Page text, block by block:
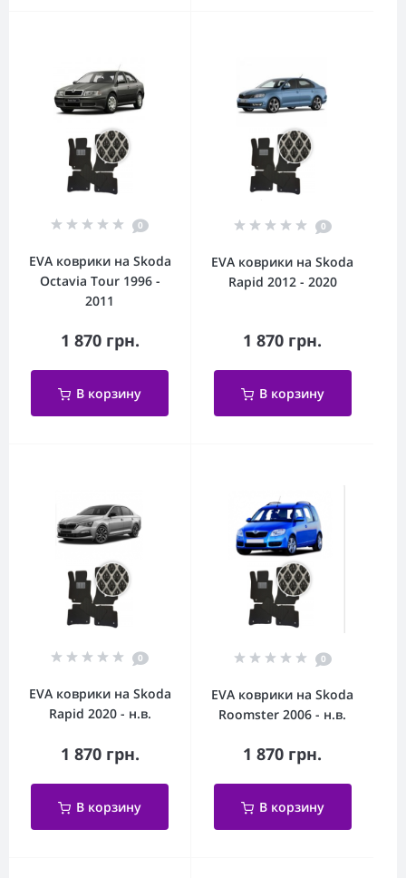
0
EVA коврики на Skoda
Octavia Tour 1996 -
2011
1 870 грн.
В корзину
0
EVA коврики на Skoda
Rapid 2012 - 2020
1 870 грн.
В корзину
0
EVA коврики на Skoda
Rapid 2020 - н.в.
1 870 грн.
В корзину
0
EVA коврики на Skoda
Roomster 2006 - н.в.
1 870 грн.
В корзину